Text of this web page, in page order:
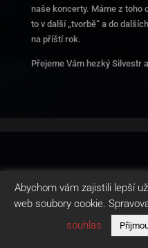
naše koncerty. Máme z toho
to v další „tvorbě“ a do
na příští rok.
Přejeme Vám hezký Silvestr
Abychom vám zajistili lepší
web soubory cookie.
souhlas